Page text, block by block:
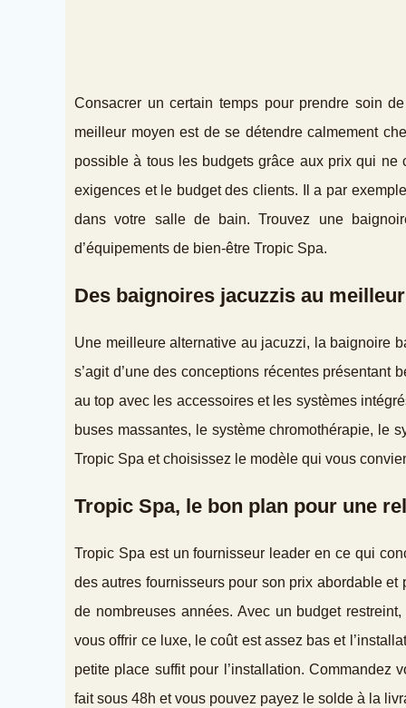
Consacrer un certain temps pour prendre soin
meilleur moyen est de se détendre calmement
possible à tous les budgets grâce aux prix qui
exigences et le budget des clients. Il a par
dans votre salle de bain. Trouvez une
d’équipements de bien-être Tropic Spa.
Des baignoires jacuzzis au
Une meilleure alternative au jacuzzi, la baignoire
s’agit d’une des conceptions récentes présentant
au top avec les accessoires et les systèmes
buses massantes, le système chromothérapie, le
Tropic Spa et choisissez le modèle qui vous
Tropic Spa, le bon plan pour une
Tropic Spa est un fournisseur leader en ce qui
des autres fournisseurs pour son prix abordable
de nombreuses années. Avec un budget
vous offrir ce luxe, le coût est assez bas et
petite place suffit pour l’installation.
fait sous 48h et vous pouvez payez le solde à la